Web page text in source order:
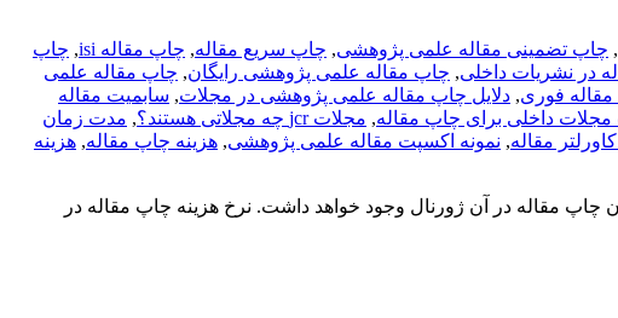
, چاپ تضمینی مقاله علمی پژوهشی, چاپ سریع مقاله, چاپ مقاله isi , چاپ
در نشریات داخلی, چاپ مقاله علمی پژوهشی رایگان, چاپ مقاله علمی
فوری, دلایل چاپ مقاله علمی پژوهشی در مجلات, سابمیت مقاله
داخلی برای چاپ مقاله, مجلات jcr چه مجلاتی هستند؟ , مدت زمان
مقاله, نمونه اکسپت مقاله علمی پژوهشی, هزینه چاپ مقاله, هزینه
چاپ مقاله در آن ژورنال وجود خواهد داشت. نرخ هزینه چاپ مقاله در